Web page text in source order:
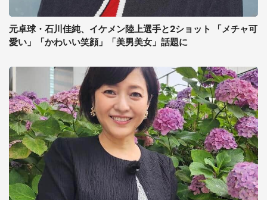
元卓球・石川佳純、イケメン陸上選手と2ショット 「メチャ可
愛い」「かわいい笑顔」「美男美女」話題に